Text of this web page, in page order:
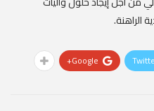
الراهنة.
Google+